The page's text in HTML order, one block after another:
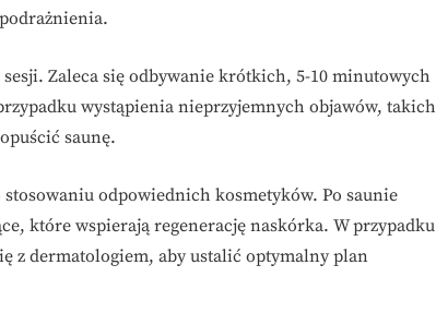
Zaleca się odbywanie krótkich, 5-10 minutowych
wystąpienia nieprzyjemnych objawów, takich
saunę.
odpowiednich kosmetyków. Po saunie
które wspierają regenerację naskórka. W przypadku
z dermatologiem, aby ustalić optymalny plan